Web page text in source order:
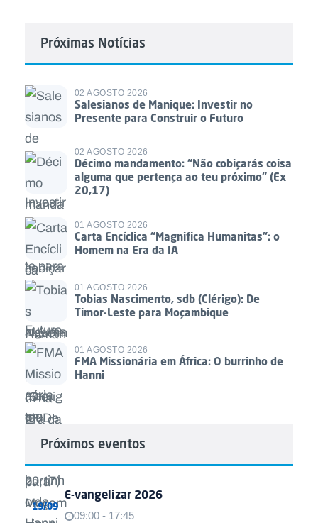
Próximas Notícias
02 AGOSTO 2026
Salesianos de Manique: Investir no
Presente para Construir o Futuro
02 AGOSTO 2026
Décimo mandamento: “Não cobiçarás coisa
alguma que pertença ao teu próximo” (Ex
20,17)
01 AGOSTO 2026
Carta Encíclica “Magnifica Humanitas”: o
Homem na Era da IA
01 AGOSTO 2026
Tobias Nascimento, sdb (Clérigo): De
Timor-Leste para Moçambique
01 AGOSTO 2026
FMA Missionária em África: O burrinho de
Hanni
Próximos eventos
19/09
E-vangelizar 2026
09:00 - 17:45